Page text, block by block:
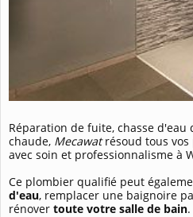
Réparation de fuite, chasse
chaude, Mecawatrésoud tous vos
avec soin et professionnalisme à
Ce plombier qualifié peut
d'eau, remplacer une baignoire
rénover toute votre salle de bain.